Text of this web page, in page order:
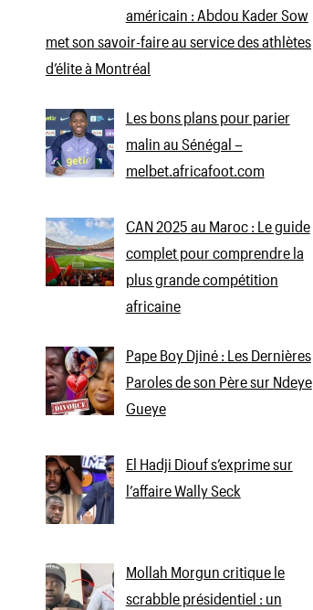
américain : Abdou Kader Sow
met son savoir-faire au service des athlètes
d’élite à Montréal
Les bons plans pour parier
malin au Sénégal –
melbet.africafoot.com
CAN 2025 au Maroc : Le guide
complet pour comprendre la
plus grande compétition
africaine
Pape Boy Djiné : Les Dernières
Paroles de son Père sur Ndeye
Gueye
El Hadji Diouf s’exprime sur
l’affaire Wally Seck
Mollah Morgun critique le
scrabble présidentiel : un